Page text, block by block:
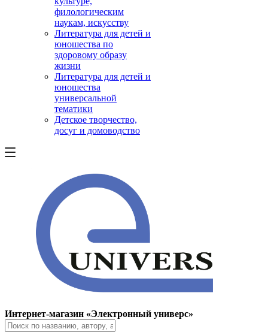
филологическим
наукам, искусству
Литература для детей и
юношества по
здоровому образу
жизни
Литература для детей и
юношества
универсальной
тематики
Детское творчество,
досуг и домоводство
Интернет-магазин «Электронный универс»